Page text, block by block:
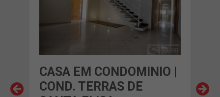
CASA EM CONDOMINIO |
COND. TERRAS DE